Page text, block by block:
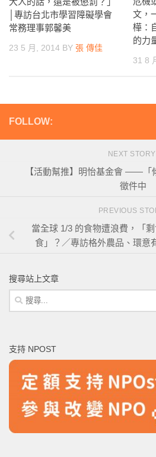
│專訪台北市學習障礙學會
常務理事郭馨美
23 5 月, 2014 BY 張 傳佳
文，
樺：
的力
31 8
FOLLOW:
NEXT STORY
【活動幫推】明怡基金會 ——「
徵件中
PREVIOUS
當全球 1/3 的食物遭浪費，「
食」？／專訪格外農品、環意
搜尋站上文章
搜
尋
字:
支持 NPOST